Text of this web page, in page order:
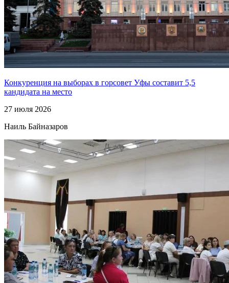
Конкуренция на выборах в горсовет Уфы составит 5,5
кандидата на место
27 июля 2026
Наиль Байназаров